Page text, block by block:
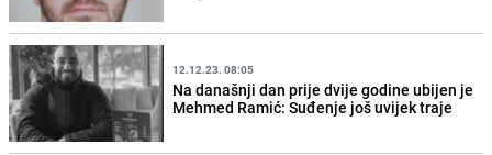
12.12.23. 08:05
Na današnji dan prije dvije godine ubijen je
Mehmed Ramić: Suđenje još uvijek traje